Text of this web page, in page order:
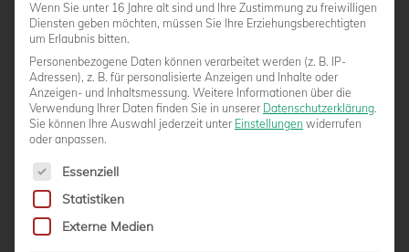
U23 WILL AN GUTE LEISTUNGEN
Wenn Sie unter 16 Jahre alt sind und Ihre Zustimmung zu freiwilligen
Diensten geben möchten, müssen Sie Ihre Erziehungsberechtigten
um Erlaubnis bitten.
Personenbezogene Daten können verarbeitet werden (z. B. IP-
Adressen), z. B. für personalisierte Anzeigen und Inhalte oder
Anzeigen- und Inhaltsmessung. Weitere Informationen über die
Verwendung Ihrer Daten finden Sie in unserer Datenschutzerklärung.
Sie können Ihre Auswahl jederzeit unter Einstellungen widerrufen
oder anpassen.
Es folgt eine Liste der Service-Gruppen, für die eine
Essenziell
Statistiken
Externe Medien